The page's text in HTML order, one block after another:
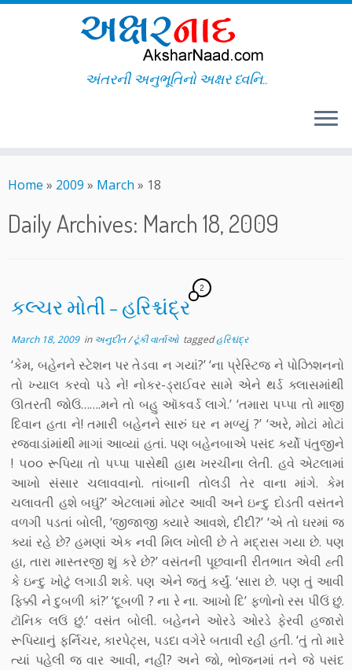
to
અંતરની અનુભૂતિનો અક્ષર ધ્વનિ..
Home » 2009 » March » 18
Daily Archives: March 18, 2009
કલ્ચર મોતી – હરિશ્ચંદ્ર
2
March 18, 2009in અનુદીત/ટૂંકી વાર્તાઓ taggedહરિશ્ચંદ્ર
‘કેમ, બહેનને સ્ટેશન પર તેડવા ન ગયાં?’ ‘ના પ્રેસ્ટિજ ને પોઝિશનનો
તો ખ્યાલ કરવો પડે ને! નોકર-ડ્રાઈવર સામે એને થર્ડ ક્લાસમાંથી
ઊતરતી જોઉં…….મને તો બહુ ઑકવર્ડ લાગે.’ ‘તમારા પપ્પા તો માજી
દિવાન હતા ને! તમારી બહેનને સારું ઘર ન મળ્યું ?’ ‘અરે, મોટાં મોટાં
રજવાડાંમાંથી માગાં આવ્યાં હતાં. પણ બહેનબાએ પસંદ કર્યો પંતુજીને
! ૫૦૦ રૂપિયા તો પપ્પા પાસેથી હાથ ખરચીના લેતી. હવે એટલામાં
આખો સંસાર ચલાવવાનો. તાંબાની તોલડી તેર વાના માંગે. કેમ
ચલાવતી હશે બઘું?’ એટલામાં મોટર આવી અને ઇન્દુ દોડતી વસંતને
વળગી પડતાં બોલી, ‘જીજાજી ક્યારે આવશે, દીદી?’ ‘એ તો ઘરમાં જ
ક્યાં રહે છે? હમણાં એક નવી મિલ ખોલી છે તે મદ્રાસ ગયા છે. પણ
હા, તારા માસ્તરજી શું કરે છે?’ વસંતની પૂછવાની રીતભાત એવી હ્તી
કે ઇન્દુ ખોટું લગાડી શકે. પણ એને જતું કર્યું. ‘સારા છે. પણ તું આવી
ફિક્કી ને દુબળી કાં?’ ‘દૂબળી ? ના રે ના. આખો દિ’ ફળોનો રસ પીઉં છું.
ટૉનિક લઉં છું.’ વસંત બોલી. બહેનને ઓરડે ઓરડે ફેરવી હજારો
રૂપિયાનું ફર્નિચર, કારપેટ્સ, પડદા વગેરે બતાવી રહી હતી. ‘તું તો મારે
ત્યાં પહેલી જ વાર આવી, નહીં? અને જો, ભોજનમાં તને જે પસંદ